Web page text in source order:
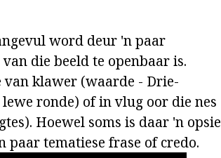
word deur 'n paar
die beeld te openbaar is.
klawer (waarde - Drie-
ronde) of in vlug oor die nes
Hoewel soms is daar 'n opsie
tematiese frase of credo.